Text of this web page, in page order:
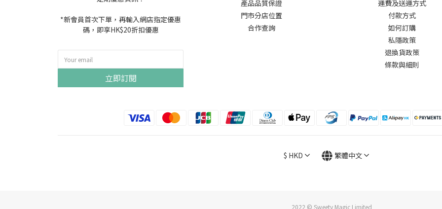
*新會員首次下單，再輸入網店指定優惠
碼，即享HK$20折扣優惠
立即訂閱
產品品質保證
門市分店位置
合作查詢
運費及送運方式
付款方式
如何訂購
私隱政策
退換貨政策
條款與細則
$ HKD 繁體中文
2022 © Sweety Magic Limited